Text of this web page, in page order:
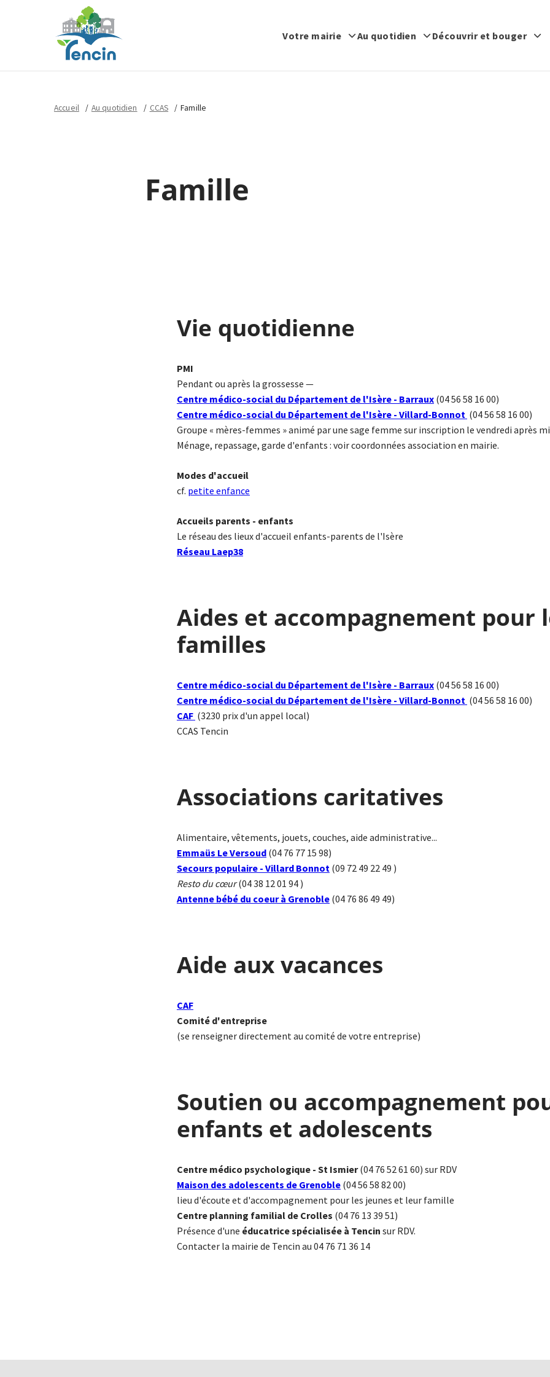
Votre mairie Au quotidien Découvrir et bouger
Accueil Au quotidien CCAS Famille
Famille
Vie quotidienne
PMI
Pendant ou après la grossesse —
Centre médico-social du Département de l'Isère - Barraux (04 56 58 16 00)
Centre médico-social du Département de l'Isère - Villard-Bonnot (04 56 58 16 00)
Groupe « mères-femmes » animé par une sage femme sur inscrip­tion le vendredi après
Ménage, repassage, garde d'enfants : voir coordonnées association en mairie.
Modes d'accueil
cf. petite enfance
Accueils parents - enfants
Le réseau des lieux d'accueil enfants-parents de l'Isère
Réseau Laep38
Aides et accompagnement pour
familles
Centre médico-social du Département de l'Isère - Barraux (04 56 58 16 00)
Centre médico-social du Département de l'Isère - Villard-Bonnot (04 56 58 16 00)
CAF (3230 prix d'un appel local)
CCAS Tencin
Associations caritatives
Alimentaire, vêtements, jouets, couches, aide administrative...
Emmaüs Le Versoud (04 76 77 15 98)
Secours populaire - Villard Bonnot (09 72 49 22 49 )
Resto du cœur(04 38 12 01 94 )
Antenne bébé du coeur à Grenoble (04 76 86 49 49)
Aide aux vacances
CAF
Comité d'entreprise
(se renseigner directement au comité de votre entreprise)
Soutien ou accompagnement
enfants et adolescents
Centre médico psychologique - St Ismier(04 76 52 61 60) sur RDV
Maison des adolescents de Grenoble (04 56 58 82 00)
lieu d'écoute et d'accompagnement pour les jeunes et leur famille
Centre planning familial de Crolles (04 76 13 39 51)
Présence d'une éducatrice spécialisée à Tencin sur RDV.
Contacter la mairie de Tencin au 04 76 71 36 14